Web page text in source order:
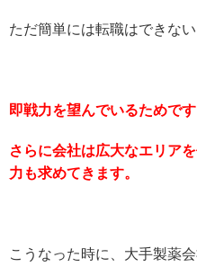
ただ簡単には転職はできな
即戦力を望んでいるためです
さらに会社は広大なエリア
力も求めてきます。
こうなった時に、大手製薬